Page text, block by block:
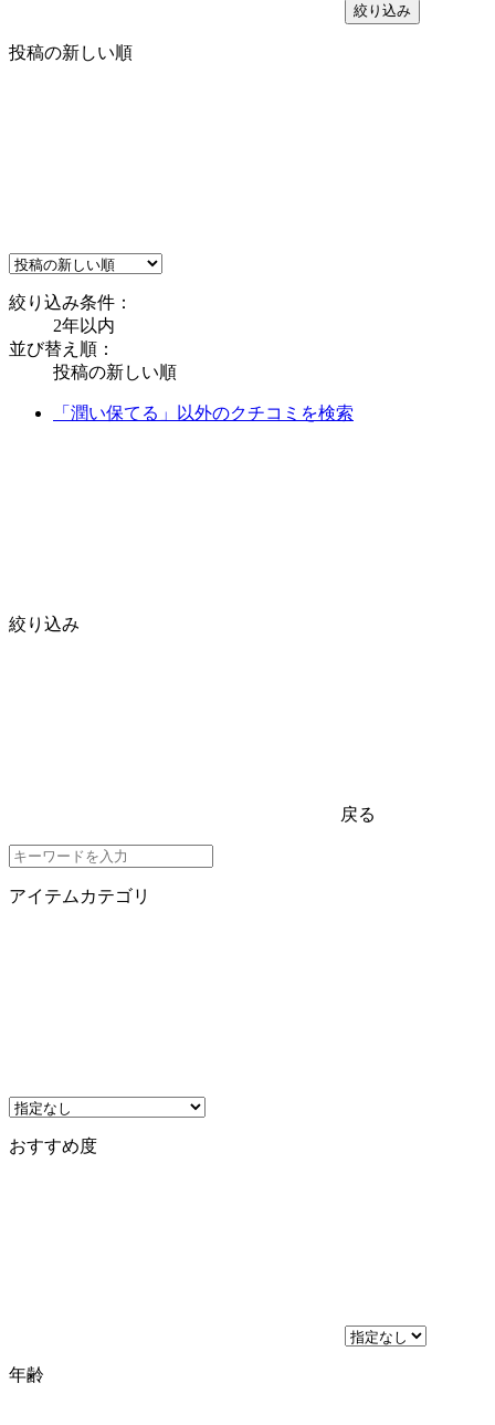
絞り込み
投稿の新しい順
絞り込み条件：
2年以内
並び替え順：
投稿の新しい順
「潤い保てる」以外のクチコミを検索
絞り込み
戻る
アイテムカテゴリ
おすすめ度
年齢